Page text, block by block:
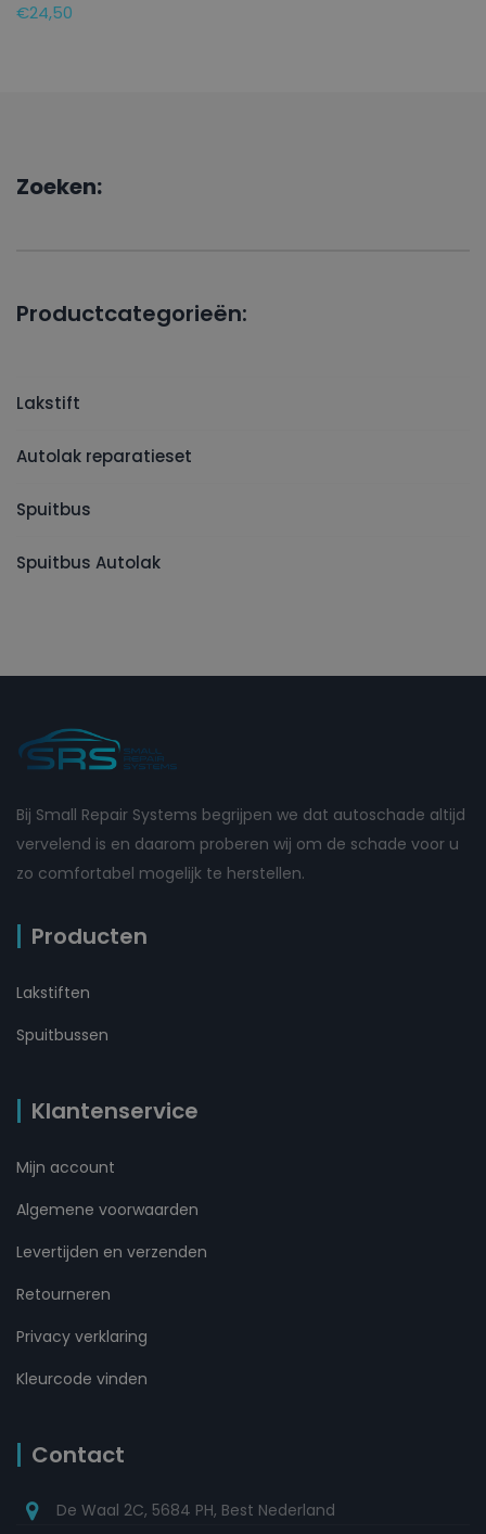
€24,50
Zoeken:
Productcategorieën:
Lakstift
Autolak reparatieset
Spuitbus
Spuitbus Autolak
Bij Small Repair Systems begrijpen we dat autoschade altijd
vervelend is en daarom proberen wij om de schade voor u
zo comfortabel mogelijk te herstellen.
Producten
Lakstiften
Spuitbussen
Klantenservice
Mijn account
Algemene voorwaarden
Levertijden en verzenden
Retourneren
Privacy verklaring
Kleurcode vinden
Contact
De Waal 2C, 5684 PH, Best Nederland